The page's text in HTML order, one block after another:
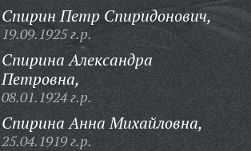
Спирин Петр Спиридонович,
19.09.1925 г.р.
Спирина Александра
Петровна,
08.01.1924 г.р.
Спирина Анна Михайловна,
25.04.1919 г.р.